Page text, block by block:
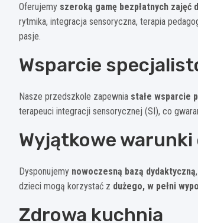
Oferujemy szeroką gamę bezpłatnych zajęć
rytmika, integracja sensoryczna, terapia
pasje.
Wsparcie
Nasze przedszkole zapewnia stałe wsparcie
terapeuci integracji sensorycznej (SI), co
Wyjątkowe
Dysponujemy nowoczesną bazą dydaktyczną
dzieci mogą korzystać z dużego, w pełni
Zdrowa kuchnia